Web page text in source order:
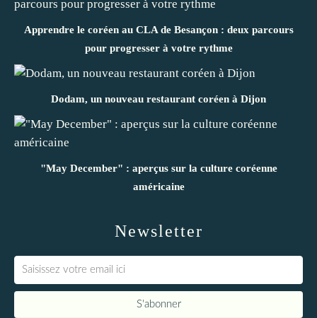
Apprendre le coréen au CLA de Besançon : deux parcours
pour progresser à votre rythme
Dodam, un nouveau restaurant coréen à Dijon
"May December" : aperçus sur la culture coréenne
américaine
Newsletter